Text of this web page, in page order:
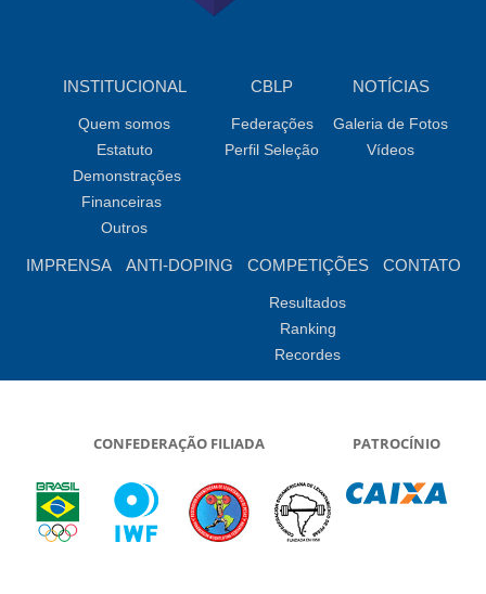
INSTITUCIONAL
Quem somos
Estatuto
Demonstrações
Financeiras
Outros
CBLP
Federações
Perfil Seleção
NOTÍCIAS
Galeria de Fotos
Vídeos
IMPRENSA ANTI-DOPING COMPETIÇÕES
Resultados
Ranking
Recordes
CONTATO
CONFEDERAÇÃO FILIADA PATROCÍNIO